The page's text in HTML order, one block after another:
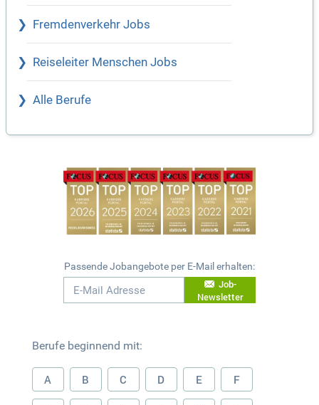
Fremdenverkehr Jobs
Reiseleiter Menschen Jobs
Alle Berufe
Passende Jobangebote per E-Mail erhalten:
Job-
Newsletter
Berufe beginnend mit:
A B C D E F